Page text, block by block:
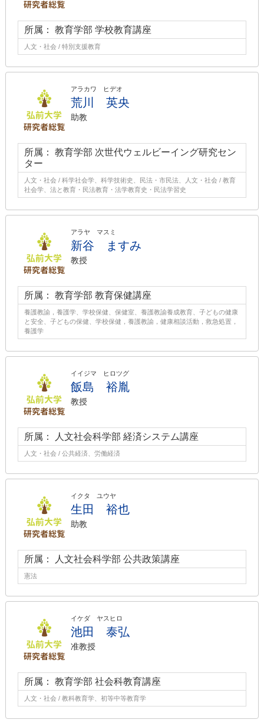
所属： 教育学部 学校教育講座
人文・社会 / 特別支援教育
アラカワ ヒデオ
荒川 英央
助教
所属： 教育学部 次世代ウェルビーイング研究セン
ター
人文・社会 / 科学社会学、科学技術史、民法・市民法、人文・社会 / 教育
社会学、法と教育・民法教育・法学教育史・民法学習史
アラヤ マスミ
新谷 ますみ
教授
所属： 教育学部 教育保健講座
養護教諭，養護学、学校保健、保健室、養護教諭養成教育、子どもの健康
と安全、子どもの保健、学校保健，養護教諭，健康相談活動，救急処置，
養護学
イイジマ ヒロツグ
飯島 裕胤
教授
所属： 人文社会科学部 経済システム講座
人文・社会 / 公共経済、労働経済
イクタ ユウヤ
生田 裕也
助教
所属： 人文社会科学部 公共政策講座
憲法
イケダ ヤスヒロ
池田 泰弘
准教授
所属： 教育学部 社会科教育講座
人文・社会 / 教科教育学、初等中等教育学